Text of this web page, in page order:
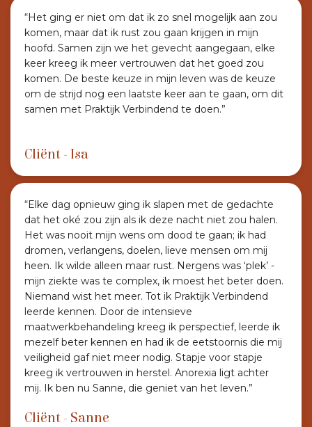
“Het ging er niet om dat ik zo snel mogelijk aan zou
komen, maar dat ik rust zou gaan krijgen in mijn
hoofd. Samen zijn we het gevecht aangegaan, elke
keer kreeg ik meer vertrouwen dat het goed zou
komen. De beste keuze in mijn leven was de keuze
om de strijd nog een laatste keer aan te gaan, om dit
samen met Praktijk Verbindend te doen.”
Cliënt - Isa
“Elke dag opnieuw ging ik slapen met de gedachte
dat het oké zou zijn als ik deze nacht niet zou halen.
Het was nooit mijn wens om dood te gaan; ik had
dromen, verlangens, doelen, lieve mensen om mij
heen. Ik wilde alleen maar rust. Nergens was ‘plek’ -
mijn ziekte was te complex, ik moest het beter doen.
Niemand wist het meer. Tot ik Praktijk Verbindend
leerde kennen. Door de intensieve
maatwerkbehandeling kreeg ik perspectief, leerde ik
mezelf beter kennen en had ik de eetstoornis die mij
veiligheid gaf niet meer nodig. Stapje voor stapje
kreeg ik vertrouwen in herstel. Anorexia ligt achter
mij. Ik ben nu Sanne, die geniet van het leven.”
Cliënt - Sanne